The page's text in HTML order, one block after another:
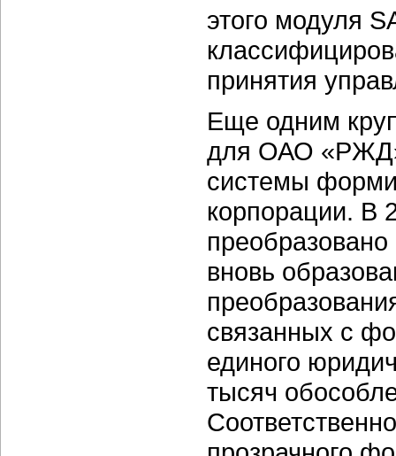
этого модуля
принятия
Еще одним
для ОАО
системы
корпорации. В
вновь
связанных с
единого
тысяч